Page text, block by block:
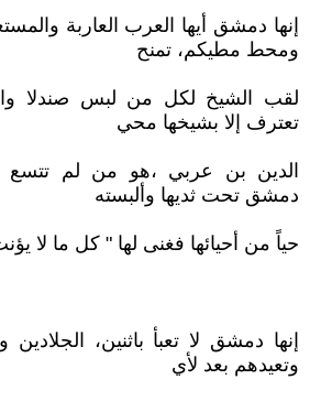
إنها دمشق أيها العرب العاربة
ومحط مطيكم، تمنح
لقب الشيخ لكل من لبس صندلا
تعترف إلا بشيخها محي
الدين بن عربي‏‏‏ ،هو من لم تتسع
دمشق تحت ثديها وألبسته
حياً من أحيائها فغنى لها " كل ما لا
إنها دمشق لا تعبأ باثنين،
وتعيدهم بعد لأي